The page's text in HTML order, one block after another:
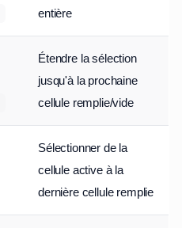
entière
Étendre la sélection
jusqu'à la prochaine
cellule remplie/vide
Sélectionner de la
cellule active à la
dernière cellule remplie